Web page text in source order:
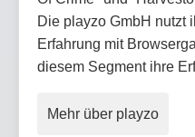
Die playzo GmbH nutzt
Erfahrung mit
diesem Segment ihre
Mehr über playzo